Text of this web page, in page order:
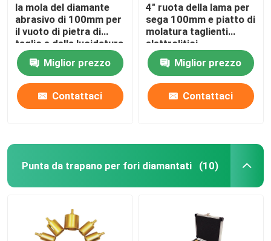
la mola del diamante
abrasivo di 100mm per
il vuoto di pietra di
taglio e della lucidatura
ha brasato
Miglior prezzo
Contattaci
4" ruota della lama per
sega 100mm e piatto di
molatura taglienti
elettrolitici
Miglior prezzo
Contattaci
Punta da trapano per fori diamantati (10)